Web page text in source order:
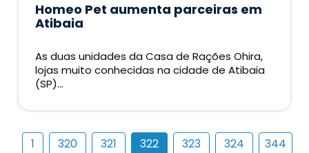
Homeo Pet aumenta parceiras em
Atibaia
As duas unidades da Casa de Rações Ohira,
lojas muito conhecidas na cidade de Atibaia
(SP)...
1 320 321 322 323 324 344